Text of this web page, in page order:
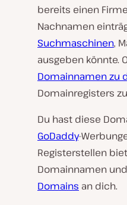
bereits einen
Nachnamen
Suchmaschinen,
ausgeben könnte.
Domainnamen zu
Domainregisters
Du hast diese
GoDaddy-
Registerstellen
Domainnamen
Domains an dich.